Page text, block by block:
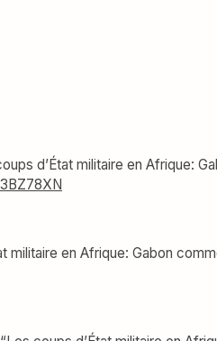
d’État militaire en Afrique:
militaire en Afrique: Gabon